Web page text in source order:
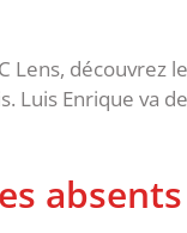
Lens, découvrez
Luis Enrique va